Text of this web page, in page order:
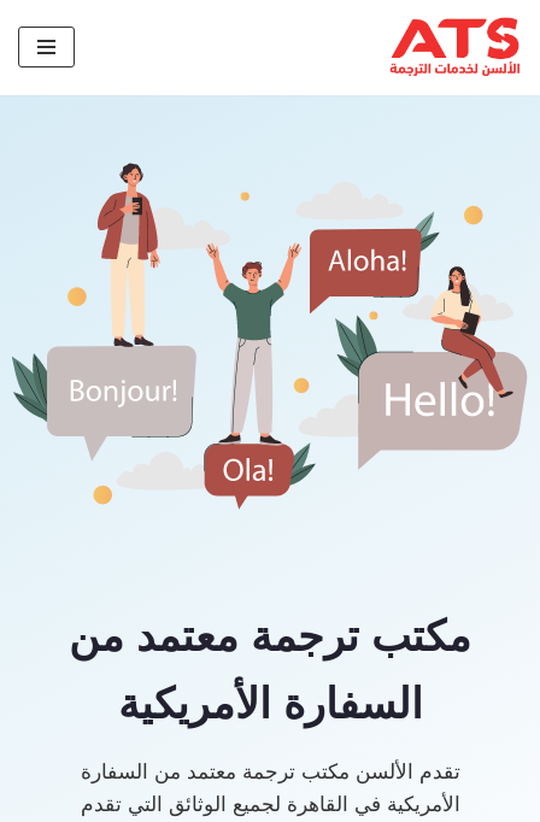
تخطى
إلى
مكتب ترجمة معتمد من
السفارة الأمريكية
تقدم الألسن مكتب ترجمة معتمد من السفارة
الأمريكية في القاهرة لجميع الوثائق التي تقدم